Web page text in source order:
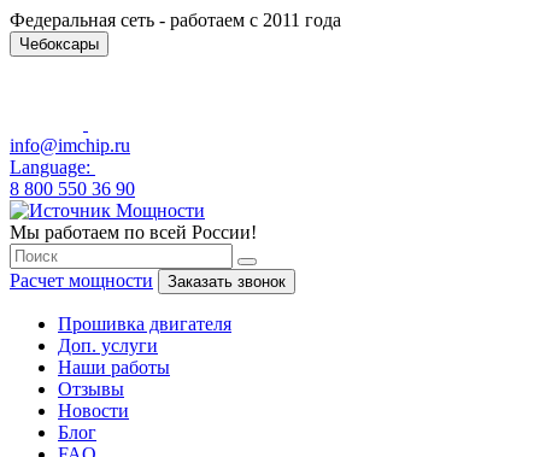
Федеральная сеть - работаем с 2011 года
Чебоксары
info@imchip.ru
Language:
8 800 550 36 90
Мы работаем по всей России!
Расчет мощности Заказать звонок
Прошивка двигателя
Доп. услуги
Наши работы
Отзывы
Новости
Блог